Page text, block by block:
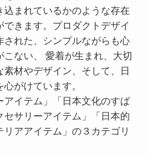
込まれているかのような存在
きます。プロダクトデザイ
れた、シンプルながらも心
ない、 愛着が生まれ、大切
材やデザイン、そして、日
がけています。
アイテム」「日本文化のすば
セサリーアイテム」「日本的
アアイテム」の３カテゴリ